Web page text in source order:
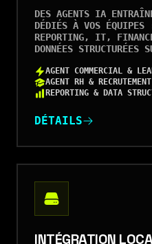
DES AGENTS IA
DÉDIÉS À VOS ÉQUIPES
REPORTING, IT,
DONNÉES STRUCTURÉES
AGENT COMMERCIAL &
AGENT RH & RECRUTEMENT
REPORTING & DATA
DÉTAILS
INTÉGRATION